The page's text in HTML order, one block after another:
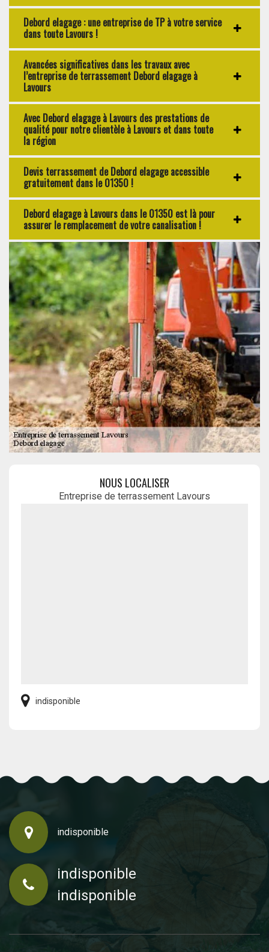
Debord elagage : une entreprise de TP à votre service
dans toute Lavours !
Avancées significatives dans les travaux avec
l’entreprise de terrassement Debord elagage à
Lavours
Avec Debord elagage à Lavours des prestations de
qualité pour notre clientèle à Lavours et dans toute
la région
Devis terrassement de Debord elagage accessible
gratuitement dans le 01350 !
Debord elagage à Lavours dans le 01350 est là pour
assurer le remplacement de votre canalisation !
NOUS LOCALISER
Entreprise de terrassement Lavours
indisponible
indisponible
indisponible
indisponible